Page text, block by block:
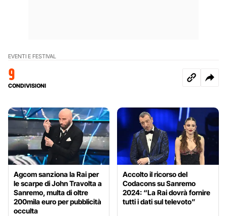
EVENTI E FESTIVAL
9
CONDIVISIONI
Agcom sanziona la Rai per
le scarpe di John Travolta a
Sanremo, multa di oltre
200mila euro per pubblicità
occulta
Accolto il ricorso del
Codacons su Sanremo
2024: “La Rai dovrà fornire
tutti i dati sul televoto”